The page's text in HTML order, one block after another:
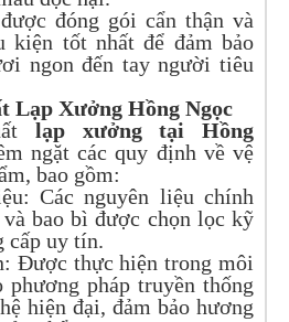
đóng gói cẩn thận và
kiện tốt nhất để đảm bảo
ngon đến tay người tiêu
Lạp Xưởng Hồng Ngọc
lạp xưởng tại Hồng
ngặt các quy định về vệ
bao gồm:
Các nguyên liệu chính
bao bì được chọn lọc kỹ
cấp uy tín.
Được thực hiện trong môi
phương pháp truyền thống
hiện đại, đảm bảo hương